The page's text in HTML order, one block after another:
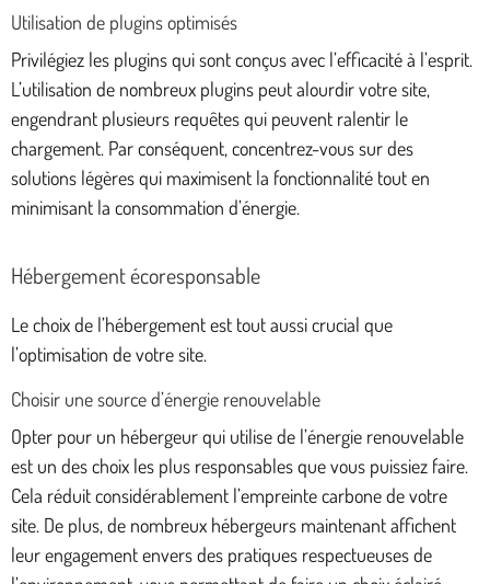
Utilisation de plugins optimisés
Privilégiez les plugins qui sont conçus avec l’efficacité à l’esprit.
L’utilisation de nombreux plugins peut alourdir votre site,
engendrant plusieurs requêtes qui peuvent ralentir le
chargement. Par conséquent, concentrez-vous sur des
solutions légères qui maximisent la fonctionnalité tout en
minimisant la consommation d’énergie.
Hébergement écoresponsable
Le choix de l’hébergement est tout aussi crucial que
l’optimisation de votre site.
Choisir une source d’énergie renouvelable
Opter pour un hébergeur qui utilise de l’énergie renouvelable
est un des choix les plus responsables que vous puissiez faire.
Cela réduit considérablement l’empreinte carbone de votre
site. De plus, de nombreux hébergeurs maintenant affichent
leur engagement envers des pratiques respectueuses de